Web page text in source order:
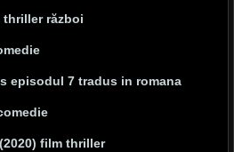
thriller război
episodul 7 tradus in romana
film thriller